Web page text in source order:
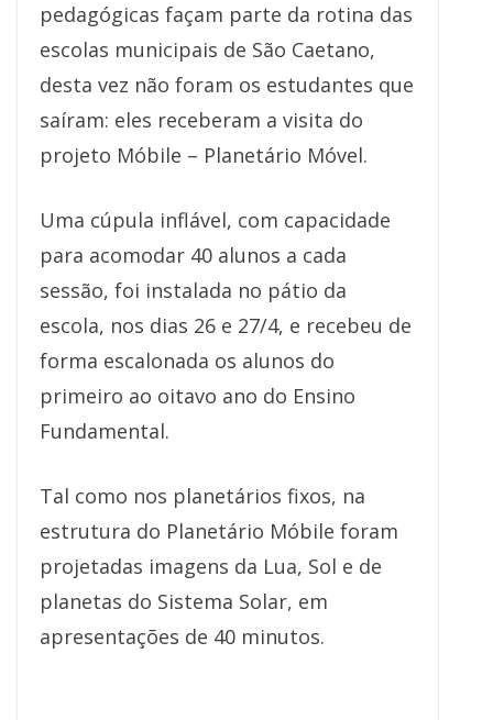
pedagógicas façam parte da rotina das
escolas municipais de São Caetano,
desta vez não foram os estudantes que
saíram: eles receberam a visita do
projeto Móbile – Planetário Móvel.
Uma cúpula inflável, com capacidade
para acomodar 40 alunos a cada
sessão, foi instalada no pátio da
escola, nos dias 26 e 27/4, e recebeu de
forma escalonada os alunos do
primeiro ao oitavo ano do Ensino
Fundamental.
Tal como nos planetários fixos, na
estrutura do Planetário Móbile foram
projetadas imagens da Lua, Sol e de
planetas do Sistema Solar, em
apresentações de 40 minutos.